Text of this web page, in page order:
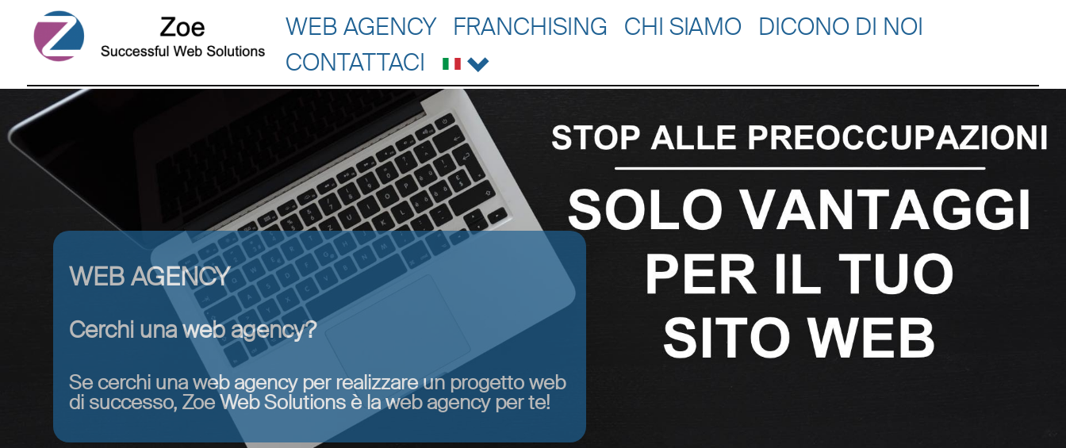
WEB AGENCY FRANCHISING CHI SIAMO
DICONO DI NOI
CONTATTACI
WEB AGENCY
Cerchi una web agency?
Se cerchi una web agency per realizzare un progetto web
di successo, Zoe Web Solutions è la web agency per te!